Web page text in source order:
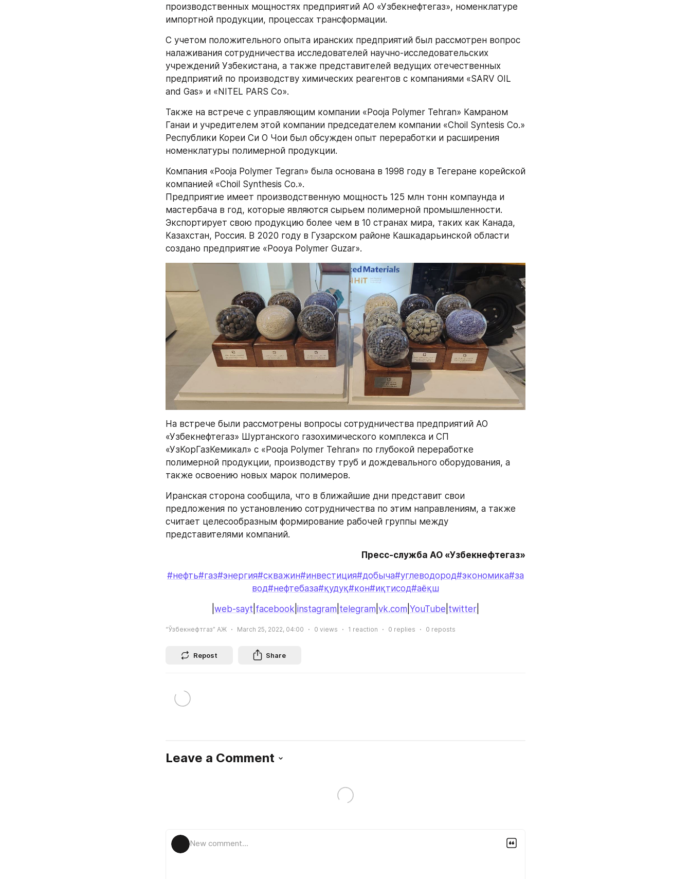
производственных мощностях предприятий АО «Узбекнефтегаз», номенклатуре
импортной продукции, процессах трансформации.
С учетом положительного опыта иранских предприятий был рассмотрен вопрос
налаживания сотрудничества исследователей научно-исследовательских
учреждений Узбекистана, а также представителей ведущих отечественных
предприятий по производству химических реагентов с компаниями «SARV OIL
and Gas» и «NITEL PARS Co».
Также на встрече с управляющим компании «Pooja Polymer Tehran» Камраном
Ганаи и учредителем этой компании председателем компании «Choil Syntesis Co.»
Республики Кореи Си О Чои был обсужден опыт переработки и расширения
номенклатуры полимерной продукции.
Компания «Pooja Polymer Tegran» была основана в 1998 году в Тегеране корейской
компанией «Choil Synthesis Co.».
Предприятие имеет производственную мощность 125 млн тонн компаунда и
мастербача в год, которые являются сырьем полимерной промышленности.
Экспортирует свою продукцию более чем в 10 странах мира, таких как Канада,
Казахстан, Россия. В 2020 году в Гузарском районе Кашкадарьинской области
создано предприятие «Pooya Polymer Guzar».
На встрече были рассмотрены вопросы сотрудничества предприятий АО
«Узбекнефтегаз» Шуртанского газохимического комплекса и СП
«УзКорГазКемикал» с «Pooja Polymer Tehran» по глубокой переработке
полимерной продукции, производству труб и дождевального оборудования, а
также освоению новых марок полимеров.
Иранская сторона сообщила, что в ближайшие дни представит свои
предложения по установлению сотрудничества по этим направлениям, а также
считает целесообразным формирование рабочей группы между
представителями компаний.
Пресс-служба АО «Узбекнефтегаз»
#нефть#газ#энергия#скважин#инвестиция#добыча#углеводород#экономика#за
вод#нефтебаза#қудуқ#кон#иқтисод#аёқш
web-sayt facebook instagram telegram vk.com YouTube twitter
“Ўзбекнефтгаз” АЖ March 25, 2022, 04:00 0 views 1 reaction 0 replies 0 reposts
Repost Share
Leave a Comment